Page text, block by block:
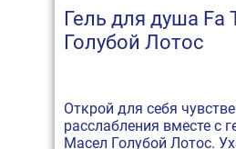
Гель для душа Fa
Голубой Лотос
Открой для себя
расслабления вместе с
Масел Голубой Лотос.